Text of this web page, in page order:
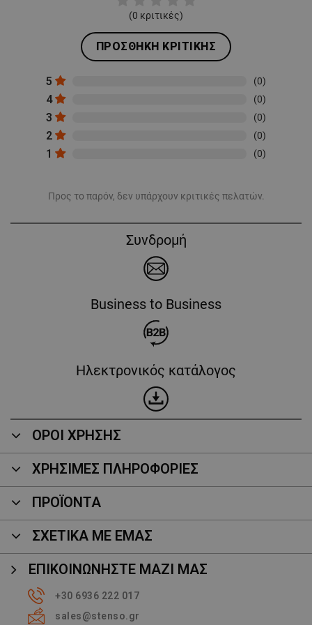
(0 κριτικές)
ΠΡΟΣΘΉΚΗ ΚΡΙΤΙΚΉΣ
5 (0)
4 (0)
3 (0)
2 (0)
1 (0)
Προς το παρόν, δεν υπάρχουν κριτικές πελατών.
Συνδρομή
Business to Business
Ηλεκτρονικός κατάλογος
ΟΡΟΙ ΧΡΗΣΗΣ
ΧΡΗΣΙΜΕΣ ΠΛΗΡΟΦΟΡΙΕΣ
ΠΡΟΪΌΝΤΑ
ΣΧΕΤΙΚΑ ΜΕ ΕΜΑΣ
ΕΠΙΚΟΙΝΩΝΉΣΤΕ ΜΑΖΊ ΜΑΣ
+30 6936 222 017
sales@stenso.gr